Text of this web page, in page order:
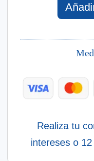
Realiza tu
intereses o